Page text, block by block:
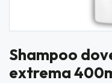
Shampoo
extrema